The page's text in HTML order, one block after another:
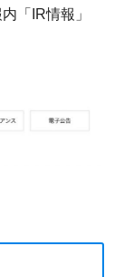
「IR情報」